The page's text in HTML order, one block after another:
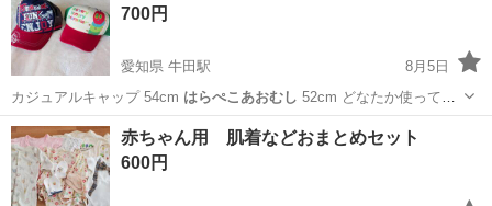
700円
愛知県 牛田駅
8月5日
カジュアルキャップ 54cm はらぺこあおむし 52cm どなたか使ってい
た…
愛知 知立市 キッズ用品
赤ちゃん用 肌着などおまとめセット
600円